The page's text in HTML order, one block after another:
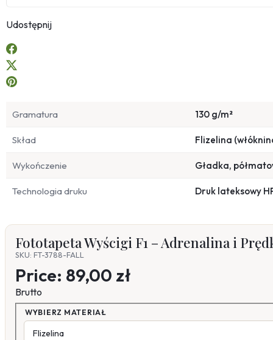
Udostępnij
Gramatura 130 g/m²
Skład Flizelina
Wykończenie Gładka,
Technologia druku Druk lateksowy
Fototapeta Wyścigi F1 – Adrenalina i
SKU: FT-3788-FALL
Price: 89,00 zł
Brutto
WYBIERZ MATERIAŁ